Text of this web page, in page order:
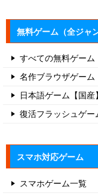
無料ゲーム（全ジャ
すべての無料ゲーム
名作ブラウザゲーム
日本語ゲーム【国産】
復活フラッシュゲー
スマホ対応ゲーム
スマホゲーム一覧